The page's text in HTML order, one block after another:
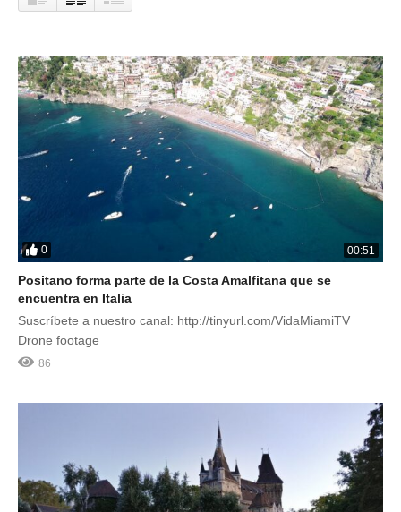
0 00:51
Positano forma parte de la Costa Amalfitana que se
encuentra en Italia
Suscríbete a nuestro canal: http://tinyurl.com/VidaMiamiTV
Drone footage
86